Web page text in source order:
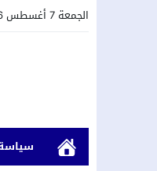
الجمعة 7 أغسطس 2026 - 4:00 صباحًا